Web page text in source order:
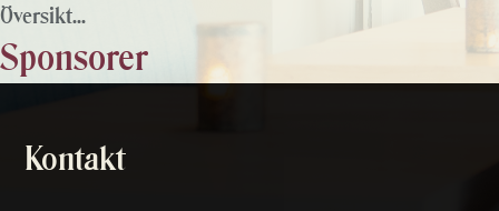
Översikt...
Sponsorer
Kontakt